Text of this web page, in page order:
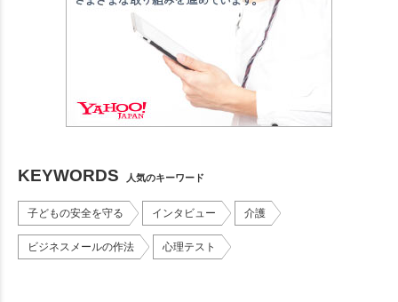
KEYWORDS 人気のキーワード
子どもの安全を守る インタビュー 介護
ビジネスメールの作法 心理テスト